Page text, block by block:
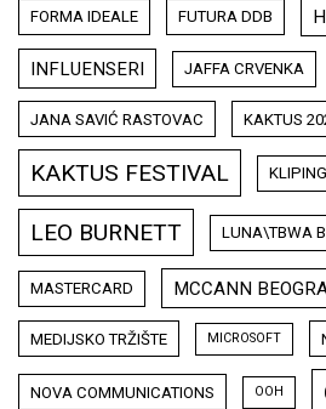
FORMA IDEALE FUTURA DDB
INFLUENSERI JAFFA CRVENKA
JANA SAVIĆ RASTOVAC KAKTUS
KAKTUS FESTIVAL
LEO BURNETT LUNA\TBWA
MASTERCARD MCCANN
MEDIJSKO TRŽIŠTE MICROSOFT
NOVA COMMUNICATIONS OOH